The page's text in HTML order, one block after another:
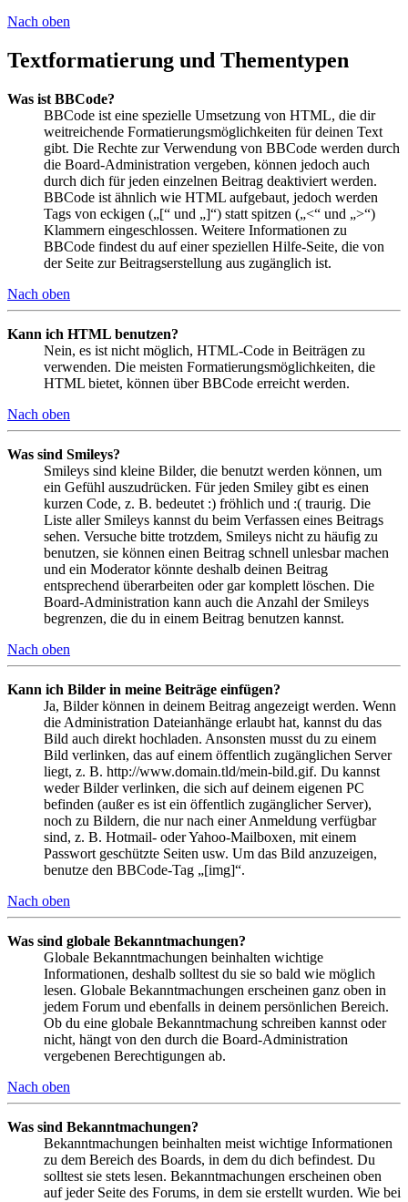
Nach oben
Textformatierung und Thementypen
Was ist BBCode?
BBCode ist eine spezielle Umsetzung von HTML, die dir
weitreichende Formatierungsmöglichkeiten für deinen Text
gibt. Die Rechte zur Verwendung von BBCode werden durch
die Board-Administration vergeben, können jedoch auch
durch dich für jeden einzelnen Beitrag deaktiviert werden.
BBCode ist ähnlich wie HTML aufgebaut, jedoch werden
Tags von eckigen („[“ und „]“) statt spitzen („<“ und „>“)
Klammern eingeschlossen. Weitere Informationen zu
BBCode findest du auf einer speziellen Hilfe-Seite, die von
der Seite zur Beitragserstellung aus zugänglich ist.
Nach oben
Kann ich HTML benutzen?
Nein, es ist nicht möglich, HTML-Code in Beiträgen zu
verwenden. Die meisten Formatierungsmöglichkeiten, die
HTML bietet, können über BBCode erreicht werden.
Nach oben
Was sind Smileys?
Smileys sind kleine Bilder, die benutzt werden können, um
ein Gefühl auszudrücken. Für jeden Smiley gibt es einen
kurzen Code, z. B. bedeutet :) fröhlich und :( traurig. Die
Liste aller Smileys kannst du beim Verfassen eines Beitrags
sehen. Versuche bitte trotzdem, Smileys nicht zu häufig zu
benutzen, sie können einen Beitrag schnell unlesbar machen
und ein Moderator könnte deshalb deinen Beitrag
entsprechend überarbeiten oder gar komplett löschen. Die
Board-Administration kann auch die Anzahl der Smileys
begrenzen, die du in einem Beitrag benutzen kannst.
Nach oben
Kann ich Bilder in meine Beiträge einfügen?
Ja, Bilder können in deinem Beitrag angezeigt werden. Wenn
die Administration Dateianhänge erlaubt hat, kannst du das
Bild auch direkt hochladen. Ansonsten musst du zu einem
Bild verlinken, das auf einem öffentlich zugänglichen Server
liegt, z. B. http://www.domain.tld/mein-bild.gif. Du kannst
weder Bilder verlinken, die sich auf deinem eigenen PC
befinden (außer es ist ein öffentlich zugänglicher Server),
noch zu Bildern, die nur nach einer Anmeldung verfügbar
sind, z. B. Hotmail- oder Yahoo-Mailboxen, mit einem
Passwort geschützte Seiten usw. Um das Bild anzuzeigen,
benutze den BBCode-Tag „[img]“.
Nach oben
Was sind globale Bekanntmachungen?
Globale Bekanntmachungen beinhalten wichtige
Informationen, deshalb solltest du sie so bald wie möglich
lesen. Globale Bekanntmachungen erscheinen ganz oben in
jedem Forum und ebenfalls in deinem persönlichen Bereich.
Ob du eine globale Bekanntmachung schreiben kannst oder
nicht, hängt von den durch die Board-Administration
vergebenen Berechtigungen ab.
Nach oben
Was sind Bekanntmachungen?
Bekanntmachungen beinhalten meist wichtige Informationen
zu dem Bereich des Boards, in dem du dich befindest. Du
solltest sie stets lesen. Bekanntmachungen erscheinen oben
auf jeder Seite des Forums, in dem sie erstellt wurden. Wie bei